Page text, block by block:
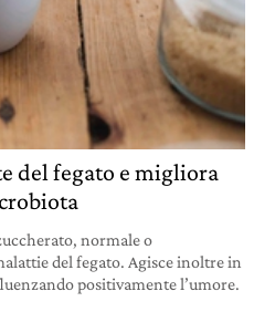
del fegato e migliora
normale o
del fegato. Agisce inoltre in
positivamente l’umore.